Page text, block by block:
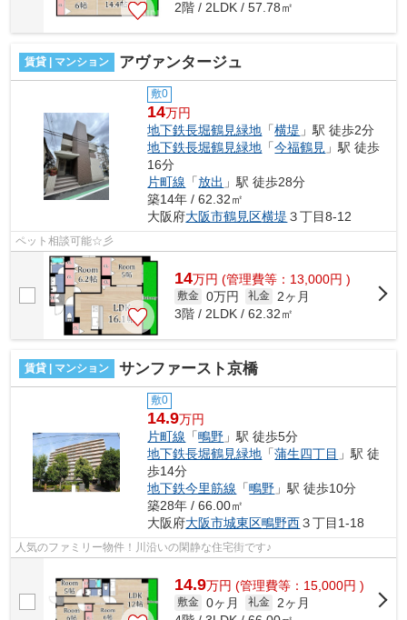
2階 / 2LDK / 57.78㎡
賃貸 | マンション アヴァンタージュ
敷0
14万円
地下鉄長堀鶴見緑地 「横堤 」駅 徒歩2分
地下鉄長堀鶴見緑地 「今福鶴見 」駅 徒歩
16分
片町線 「放出 」駅 徒歩28分
築14年 / 62.32㎡
大阪府大阪市鶴見区横堤 ３丁目8-12
ペット相談可能☆彡
14万円 (管理費等：13,000円 )
敷金 0万円 礼金
2ヶ月
3階 / 2LDK / 62.32㎡
賃貸 | マンション サンファースト京橋
敷0
14.9万円
片町線 「鴫野 」駅 徒歩5分
地下鉄長堀鶴見緑地 「蒲生四丁目 」駅 徒
歩14分
地下鉄今里筋線 「鴫野 」駅 徒歩10分
築28年 / 66.00㎡
大阪府大阪市城東区鴫野西３丁目1-18
人気のファミリー物件！川沿いの閑静な住宅街です♪
14.9万円 (管理費等：15,000円 )
敷金 0ヶ月 礼金
2ヶ月